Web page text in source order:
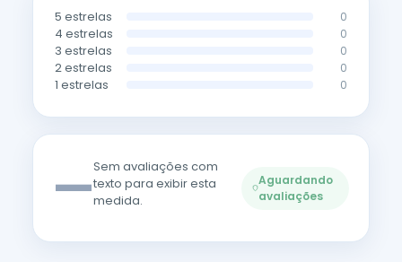
5 estrelas 0
4 estrelas 0
3 estrelas 0
2 estrelas 0
1 estrelas 0
—Sem avaliações com
texto para exibir esta
medida.
Aguardando
avaliações